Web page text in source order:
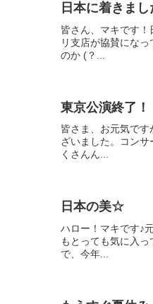
日本に着きまし
皆さん、マキです
リ支店が協賛にな
のか (？...
東京公演終了！
皆さま、お元気で
ざいました。コン
くさんん...
日本の美☆
ハロー！マキです♪
もとっても気に入
で、今年...